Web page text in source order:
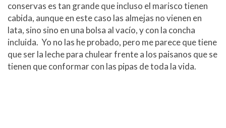
conservas es tan grande que incluso el marisco tienen
cabida, aunque en este caso las almejas no vienen en
lata, sino sino en una bolsa al vacío, y con la concha
incluida. Yo no las he probado, pero me parece que tiene
que ser la leche para chulear frente a los paisanos que se
tienen que conformar con las pipas de toda la vida.